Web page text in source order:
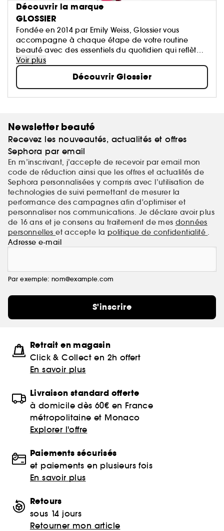
Découvrir la marque
GLOSSIER
Fondée en 2014 par Emily Weiss, Glossier vous
accompagne à chaque étape de votre routine
beauté avec des essentiels du quotidien qui reflètent
sa philosophie : la peau d’abord, le maquillage
ensuite.
Voir plus
Découvrir Glossier
Newsletter beauté
Recevez les nouveautés, actualités et offres
Sephora par email
En m’inscrivant, j’accepte de recevoir par email mon
code de réduction ainsi que les offres et actualités de
Sephora personnalisées y compris avec l’utilisation de
technologies de suivi permettant de mesurer la
performance des campagnes afin d'optimiser et
personnaliser nos communications. Je déclare avoir plus
de 16 ans et je consens au traitement de mes données
personnelleset accepte la politique de confidentialité .
Adresse e-mail
Par exemple: nom@example.com
S'inscrire
Retrait en magasin
Click & Collect en 2h offert
En savoir plus
Livraison standard offerte
à domicile dès 60€ en France
métropolitaine et Monaco
Explorer l'offre
Paiements sécurisés
et paiements en plusieurs fois
En savoir plus
Retours
sous 14 jours
Retourner mon article